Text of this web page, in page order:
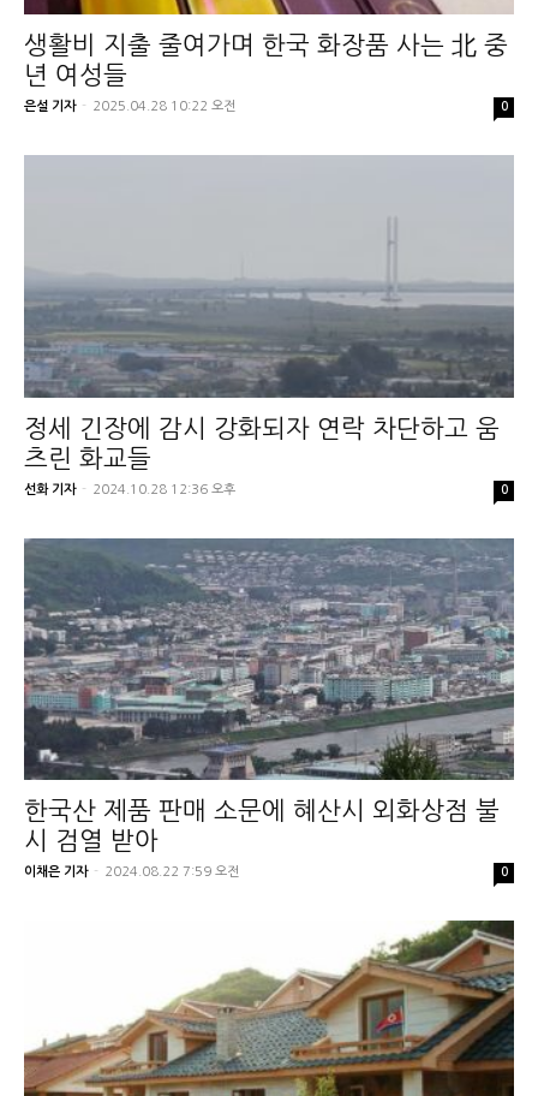
생활비 지출 줄여가며 한국 화장품 사는 北 중
년 여성들
은설 기자 - 2025.04.28 10:22 오전 0
정세 긴장에 감시 강화되자 연락 차단하고 움
츠린 화교들
선화 기자 - 2024.10.28 12:36 오후 0
한국산 제품 판매 소문에 혜산시 외화상점 불
시 검열 받아
이채은 기자 - 2024.08.22 7:59 오전 0